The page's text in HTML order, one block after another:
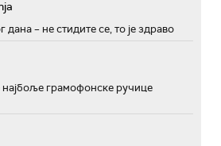
дана – не стидите се, то је здраво
најбоље грамофонске ручице